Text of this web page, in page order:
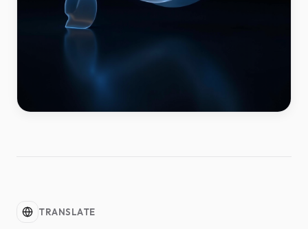
TRANSLATE